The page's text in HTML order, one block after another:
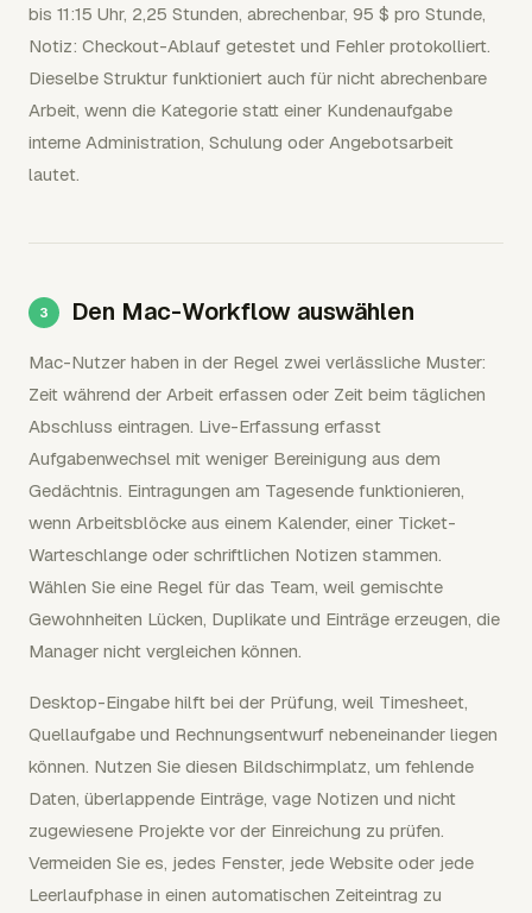
bis 11:15 Uhr, 2,25 Stunden, abrechenbar, 95 $ pro Stunde,
Notiz: Checkout-Ablauf getestet und Fehler protokolliert.
Dieselbe Struktur funktioniert auch für nicht abrechenbare
Arbeit, wenn die Kategorie statt einer Kundenaufgabe
interne Administration, Schulung oder Angebotsarbeit
lautet.
Den Mac-Workflow auswählen
Mac-Nutzer haben in der Regel zwei verlässliche Muster:
Zeit während der Arbeit erfassen oder Zeit beim täglichen
Abschluss eintragen. Live-Erfassung erfasst
Aufgabenwechsel mit weniger Bereinigung aus dem
Gedächtnis. Eintragungen am Tagesende funktionieren,
wenn Arbeitsblöcke aus einem Kalender, einer Ticket-
Warteschlange oder schriftlichen Notizen stammen.
Wählen Sie eine Regel für das Team, weil gemischte
Gewohnheiten Lücken, Duplikate und Einträge erzeugen, die
Manager nicht vergleichen können.
Desktop-Eingabe hilft bei der Prüfung, weil Timesheet,
Quellaufgabe und Rechnungsentwurf nebeneinander liegen
können. Nutzen Sie diesen Bildschirmplatz, um fehlende
Daten, überlappende Einträge, vage Notizen und nicht
zugewiesene Projekte vor der Einreichung zu prüfen.
Vermeiden Sie es, jedes Fenster, jede Website oder jede
Leerlaufphase in einen automatischen Zeiteintrag zu